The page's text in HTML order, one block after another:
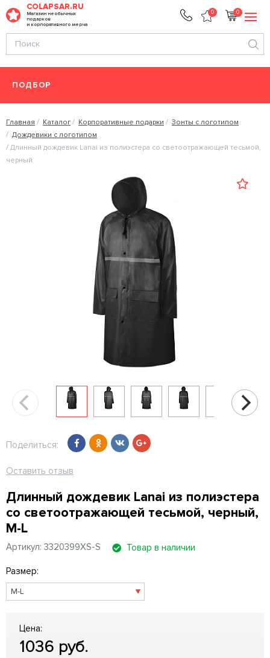
COLAPSAR.RU
Магазин необычных
подарков
и корпоративного мерча
0 0
ПОДБОР
Главная Каталог Корпоративные подарки
Зонты с логотипом
Дождевики с логотипом
Длинный дождевик Lanai из полиэстера со светоотражающей тесьмой,
черный
Поделиться:
Оставить отзыв
Длинный дождевик Lanai из полиэстера
со светоотражающей тесьмой, черный,
M-L
Артикул: 3320399XS-S Товар в наличии
Размер:
Цена:
1036 руб.